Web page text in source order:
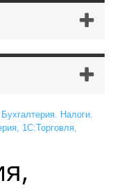
Бухгалтерия. Налоги.
1С:Торговля,